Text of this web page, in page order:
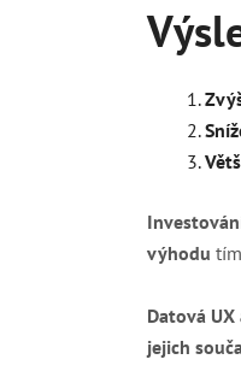
výhodu
Datová
jejich